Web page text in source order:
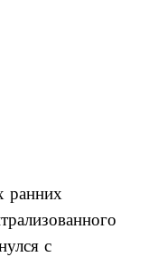
ранних
с